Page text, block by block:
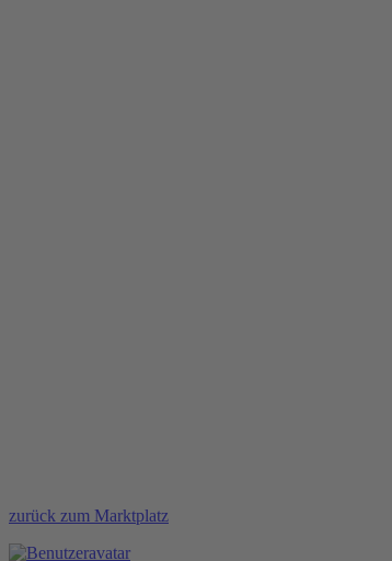
zurück zum Marktplatz